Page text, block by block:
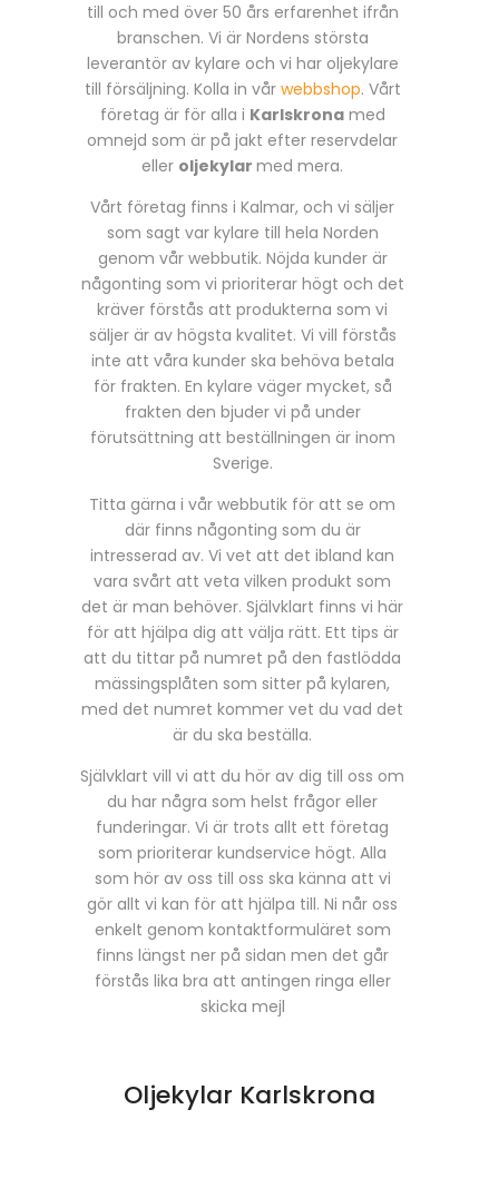
till och med över 50 års erfarenhet ifrån
branschen. Vi är Nordens största
leverantör av kylare och vi har oljekylare
till försäljning. Kolla in vår webbshop. Vårt
företag är för alla i Karlskronamed
omnejd som är på jakt efter reservdelar
eller oljekylarmed mera.
Vårt företag finns i Kalmar, och vi säljer
som sagt var kylare till hela Norden
genom vår webbutik. Nöjda kunder är
någonting som vi prioriterar högt och det
kräver förstås att produkterna som vi
säljer är av högsta kvalitet. Vi vill förstås
inte att våra kunder ska behöva betala
för frakten. En kylare väger mycket, så
frakten den bjuder vi på under
förutsättning att beställningen är inom
Sverige.
Titta gärna i vår webbutik för att se om
där finns någonting som du är
intresserad av. Vi vet att det ibland kan
vara svårt att veta vilken produkt som
det är man behöver. Självklart finns vi här
för att hjälpa dig att välja rätt. Ett tips är
att du tittar på numret på den fastlödda
mässingsplåten som sitter på kylaren,
med det numret kommer vet du vad det
är du ska beställa.
Självklart vill vi att du hör av dig till oss om
du har några som helst frågor eller
funderingar. Vi är trots allt ett företag
som prioriterar kundservice högt. Alla
som hör av oss till oss ska känna att vi
gör allt vi kan för att hjälpa till. Ni når oss
enkelt genom kontaktformuläret som
finns längst ner på sidan men det går
förstås lika bra att antingen ringa eller
skicka mejl
Oljekylar Karlskrona